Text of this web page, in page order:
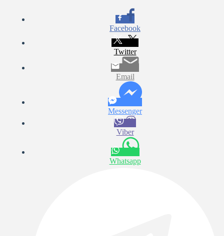
Facebook
Twitter
Email
Messenger
Viber
Whatsapp